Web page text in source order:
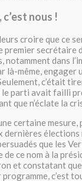
nous !
croire que ce
premier secrétaire
notamment dans
là-même,
c’était
parti avait failli
que n’éclate la
certaine
élections
que les
de ce nom à la
et constatant
c’est